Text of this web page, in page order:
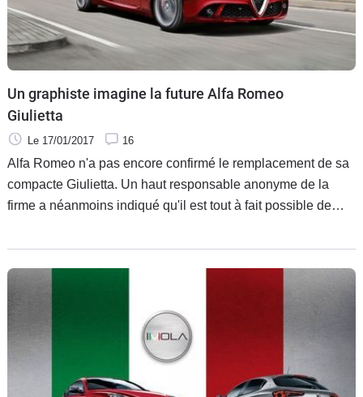
Un graphiste imagine la future Alfa Romeo
Giulietta
Le 17/01/2017 16
Alfa Romeo n'a pas encore confirmé le remplacement de sa
compacte Giulietta. Un haut responsable anonyme de la
firme a néanmoins indiqué qu'il est tout à fait possible de
de cette taille. Il n'en fallait pas plus pour que l'artiste Indav
Design livre en ligne sa vision du modèle.